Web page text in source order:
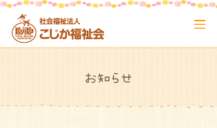
お知らせ